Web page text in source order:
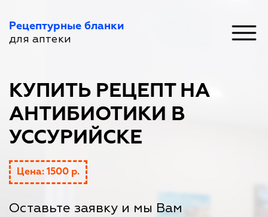
Рецептурные бланки
для аптеки
КУПИТЬ РЕЦЕПТ НА
АНТИБИОТИКИ В
УССУРИЙСКЕ
Цена: 1500 р.
Оставьте заявку и мы Вам